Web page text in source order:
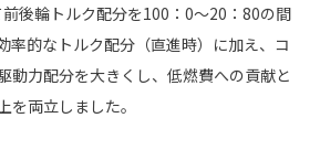
後輪トルク配分を100：0～20：80の間
率的なトルク配分（直進時）に加え、コ
動力配分を大きくし、低燃費への貢献と
を両立しました。